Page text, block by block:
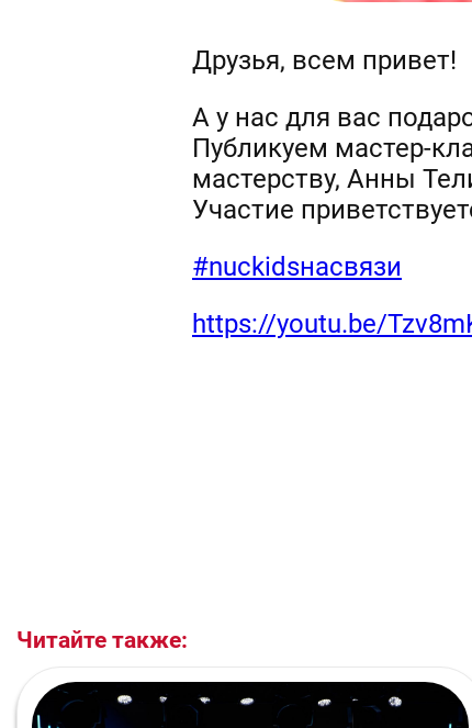
Друзья, всем привет!
А у нас для вас
Публикуем мастер-
мастерству, Анны
Участие
#nuckidsнасвязи
https://youtu.be/
Читайте также: